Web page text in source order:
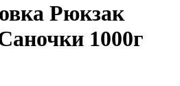
Рюкзак
1000г